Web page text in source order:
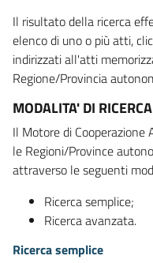
Il risultato della ricerca
elenco di uno o più atti,
indirizzati all'atti
Regione/Provincia
MODALITA' DI RICERCA
Il Motore di Cooperazione
le Regioni/Province
attraverso le seguenti
Ricerca semplice;
Ricerca avanzata.
Ricerca semplice